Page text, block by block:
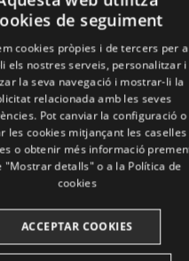
ENGLISH
SPANISH
ENGLISH
FRENCH
CATALAN
de seguiment
cookies pròpies i de tercers per a
els nostres serveis, personalitzar i
la seva navegació i mostrar-li la
relacionada amb les seves
Pot canviar la configuració o
les cookies mitjançant les caselles
o obtenir més informació
"Mostrar detalls" o a la Política de
cookies
ACCEPTAR COOKIES